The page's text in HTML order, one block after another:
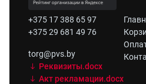
+375 17 388 65 97
+375 29 681 49 76
torg@pvs.by
Реквизиты.docx
Акт рекламации.docx